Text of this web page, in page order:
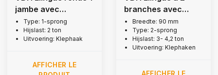
jambe avec
crochets + linguet,
2 tonne
Type: 1-sprong
Hijslast: 2 ton
Uitvoering: Klephaak
AFFICHER LE
branches avec
crochets à rabat, 3
tonne
Breedte: 90 mm
Type: 2-sprong
Hijslast: 3- 4,2 ton
Uitvoering: Klephaken
AFFICHER LE